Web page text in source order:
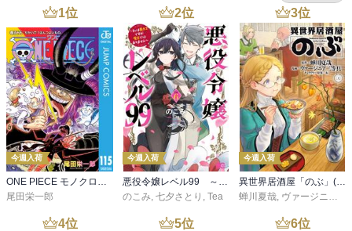
1位
今週入荷
ONE PIECE モノクロ版 115
尾田栄一郎
2位
今週入荷
悪役令嬢レベル99 ～私は裏ボスですが魔王ではありません～ その６
のこみ, 七夕さとり , Tea
3位
今週入荷
異世界居酒屋「のぶ」(22)
蝉川夏哉, ヴァージニア二等兵
4位 5位 6位